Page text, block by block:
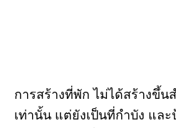
การสร้างที่พัก ไม่ได้สร้างขึ้น
เท่านั้น แต่ยังเป็นที่กำบัง แล